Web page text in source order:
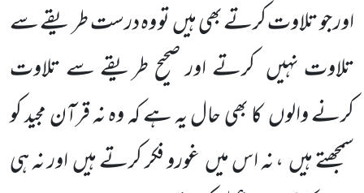
اور جو تلاوت کرتے بھی ہیںتو وہ درست طریقے سے
تلاوت نہیں کرتے اور صحیح طریقے سے تلاوت
کرنے والوںکا بھی حال یہ ہے کہ وہ نہ قرآن مجید کو
سمجھتے ہیں، نہ اس میںغورو فکر کرتے ہیںاور نہ ہی